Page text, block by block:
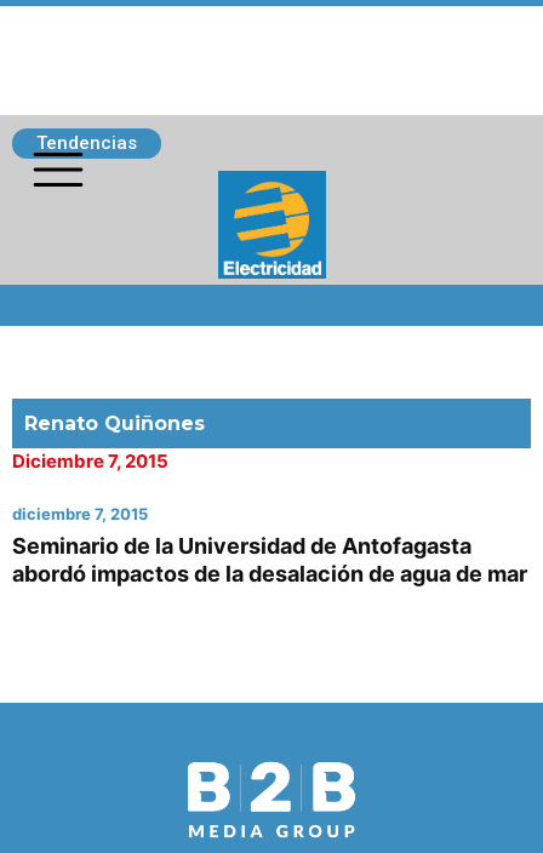
Tendencias
Renato Quiñones
Diciembre 7, 2015
diciembre 7, 2015
Seminario de la Universidad de Antofagasta
abordó impactos de la desalación de agua de mar